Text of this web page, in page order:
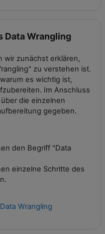
Data Wrangling
wir zunächst erklären,
zu verstehen ist.
es wichtig ist,
Im Anschluss
die einzelnen
gegeben.
den Begriff "Data
einzelne Schritte des
Wrangling